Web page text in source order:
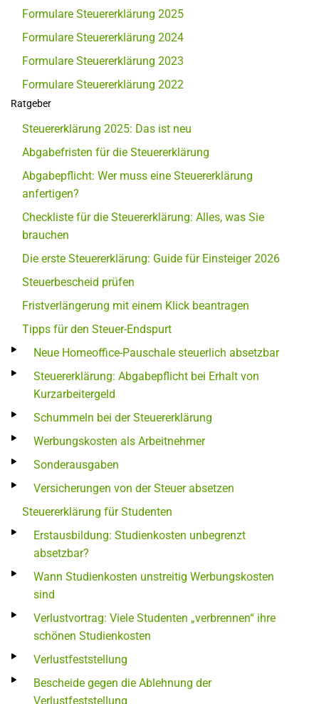
Formulare Steuererklärung 2025
Formulare Steuererklärung 2024
Formulare Steuererklärung 2023
Formulare Steuererklärung 2022
Ratgeber
Steuererklärung 2025: Das ist neu
Abgabefristen für die Steuererklärung
Abgabepflicht: Wer muss eine Steuererklärung
anfertigen?
Checkliste für die Steuererklärung: Alles, was Sie
brauchen
Die erste Steuererklärung: Guide für Einsteiger 2026
Steuerbescheid prüfen
Fristverlängerung mit einem Klick beantragen
Tipps für den Steuer-Endspurt
Neue Homeoffice-Pauschale steuerlich absetzbar
Steuererklärung: Abgabepflicht bei Erhalt von
Kurzarbeitergeld
Schummeln bei der Steuererklärung
Werbungskosten als Arbeitnehmer
Sonderausgaben
Versicherungen von der Steuer absetzen
Steuererklärung für Studenten
Erstausbildung: Studienkosten unbegrenzt
absetzbar?
Wann Studienkosten unstreitig Werbungskosten
sind
Verlustvortrag: Viele Studenten „verbrennen“ ihre
schönen Studienkosten
Verlustfeststellung
Bescheide gegen die Ablehnung der
Verlustfeststellung